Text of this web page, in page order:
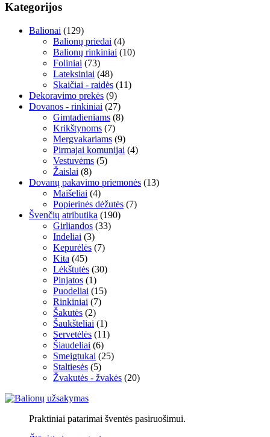
Kategorijos
Balionai (129)
Balionų priedai (4)
Balionų rinkiniai (10)
Foliniai (73)
Lateksiniai (48)
Skaičiai - raidės (11)
Dekoravimo prekės (9)
Dovanos - rinkiniai (27)
Gimtadieniams (8)
Krikštynoms (7)
Mergvakariams (9)
Pirmajai komunijai (4)
Vestuvėms (5)
Žaislai (8)
Dovanų pakavimo priemonės (13)
Maišeliai (4)
Popierinės dėžutės (7)
Švenčių atributika (190)
Girliandos (33)
Indeliai (3)
Kepurėlės (7)
Kita (45)
Lėkštutės (30)
Pinjatos (1)
Puodeliai (15)
Rinkiniai (7)
Šakutės (2)
Šaukšteliai (1)
Servetėlės (11)
Šiaudeliai (6)
Smeigtukai (25)
Staltiesės (5)
Žvakutės - žvakės (20)
Praktiniai patarimai šventės pasiruošimui.